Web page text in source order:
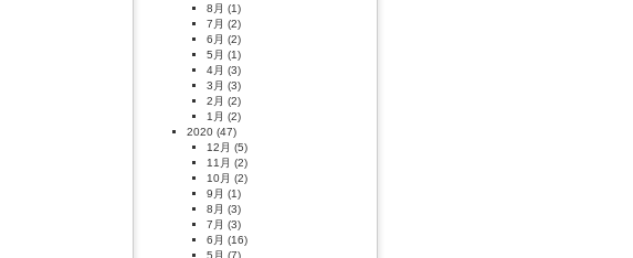
8月 (1)
7月 (2)
6月 (2)
5月 (1)
4月 (3)
3月 (3)
2月 (2)
1月 (2)
2020 (47)
12月 (5)
11月 (2)
10月 (2)
9月 (1)
8月 (3)
7月 (3)
6月 (16)
5月 (7)